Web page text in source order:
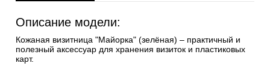
Описание модели:
Кожаная визитница "Майорка" (зелёная) – практичный и
полезный аксессуар для хранения визиток и пластиковых
карт.